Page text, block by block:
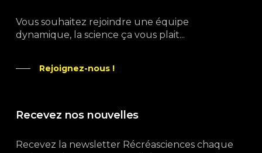
Vous souhaitez rejoindre une équipe
dynamique, la science ça vous plait...
Rejoignez-nous !
Recevez nos nouvelles
Recevez la newsletter Récréasciences chaque